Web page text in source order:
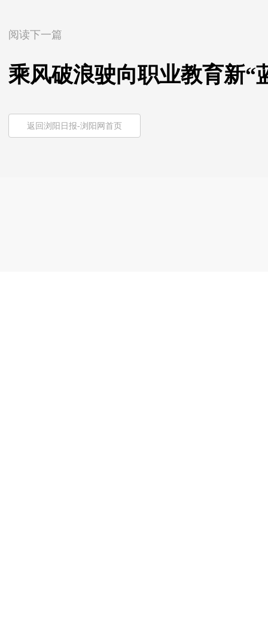
阅读下一篇
乘风破浪驶向职业教育新“
返回浏阳日报-浏阳网首页